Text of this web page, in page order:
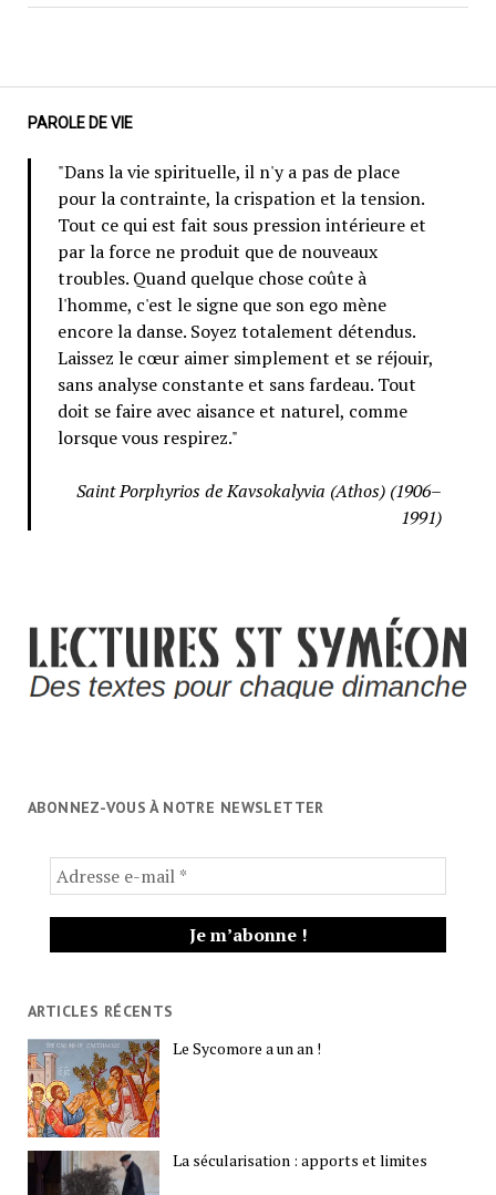
PAROLE DE VIE
"Dans la vie spirituelle, il n'y a pas de place
pour la contrainte, la crispation et la tension.
Tout ce qui est fait sous pression intérieure et
par la force ne produit que de nouveaux
troubles. Quand quelque chose coûte à
l'homme, c'est le signe que son ego mène
encore la danse. Soyez totalement détendus.
Laissez le cœur aimer simplement et se réjouir,
sans analyse constante et sans fardeau. Tout
doit se faire avec aisance et naturel, comme
lorsque vous respirez."
Saint Porphyrios de Kavsokalyvia (Athos) (1906–
1991)
ABONNEZ-VOUS À NOTRE NEWSLETTER
ARTICLES RÉCENTS
Le Sycomore a un an !
La sécularisation : apports et limites